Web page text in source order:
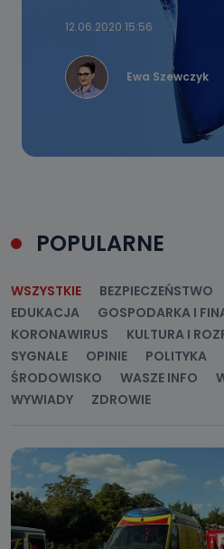
12.06.2020 15:56
Ewa Szewczyk
POPULARNE
WSZYSTKIE BEZPIECZEŃSTWO
EDUKACJA
GOSPODARKA I
KORONAWIRUS
KULTURA I
SYGNALE
OPINIE POLITYKA
ŚRODOWISKO
WASZE INFO
WYWIADY
ZDROWIE